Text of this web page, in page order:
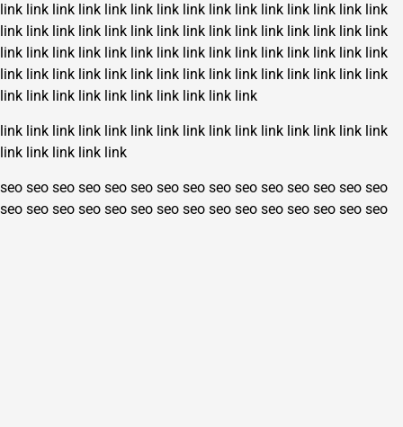
link link link link link link link link link link link link link link link
link link link link link link link link link link link link link link link
link link link link link link link link link link link link link link link
link link link link link link link link link link link link link link link
link link link link link link link link link link
link link link link link link link link link link link link link link link
link link link link link
seo seo seo seo seo seo seo seo seo seo seo seo seo seo seo
seo seo seo seo seo seo seo seo seo seo seo seo seo seo seo